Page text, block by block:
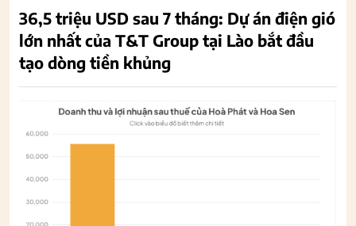
36,5 triệu USD sau 7 tháng: Dự án điện gió
lớn nhất của T&T Group tại Lào bắt đầu
tạo dòng tiền khủng